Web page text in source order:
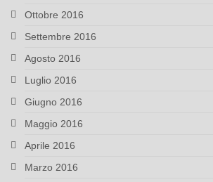
Ottobre 2016
Settembre 2016
Agosto 2016
Luglio 2016
Giugno 2016
Maggio 2016
Aprile 2016
Marzo 2016